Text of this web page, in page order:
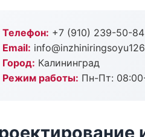
Телефон: +7 (910) 239-50-84
Email:
Город: Калининград
Режим работы: Пн-Пт: